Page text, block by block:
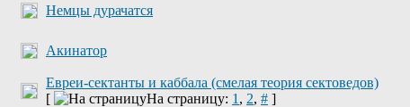
Немцы дурачатся
Акинатор
Евреи-сектанты и каббала (смелая теория сектоведов)
[
На страницу: 1 , 2, # ]